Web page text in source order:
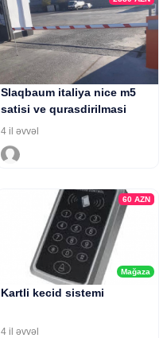
Slaqbaum italiya nice m5
satisi ve qurasdirilmasi
4 il əvvəl
Mağaza
60 AZN
Kartli kecid sistemi
4 il əvvəl